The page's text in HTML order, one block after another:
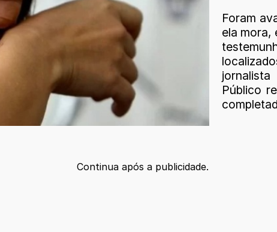
Foram
ela mora,
Público
Continua após a publicidade.